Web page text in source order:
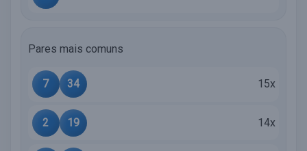
Pares mais comuns
7 34 15x
2 19 14x